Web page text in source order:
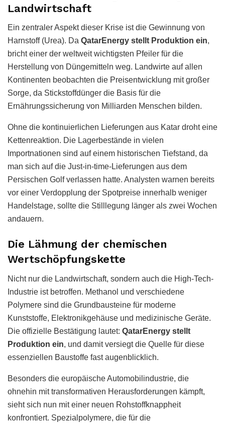
Landwirtschaft
Ein zentraler Aspekt dieser Krise ist die Gewinnung von
Harnstoff (Urea). Da QatarEnergy stellt Produktion ein,
bricht einer der weltweit wichtigsten Pfeiler für die
Herstellung von Düngemitteln weg. Landwirte auf allen
Kontinenten beobachten die Preisentwicklung mit großer
Sorge, da Stickstoffdünger die Basis für die
Ernährungssicherung von Milliarden Menschen bilden.
Ohne die kontinuierlichen Lieferungen aus Katar droht eine
Kettenreaktion. Die Lagerbestände in vielen
Importnationen sind auf einem historischen Tiefstand, da
man sich auf die Just-in-time-Lieferungen aus dem
Persischen Golf verlassen hatte. Analysten warnen bereits
vor einer Verdopplung der Spotpreise innerhalb weniger
Handelstage, sollte die Stilllegung länger als zwei Wochen
andauern.
Die Lähmung der chemischen
Wertschöpfungskette
Nicht nur die Landwirtschaft, sondern auch die High-Tech-
Industrie ist betroffen. Methanol und verschiedene
Polymere sind die Grundbausteine für moderne
Kunststoffe, Elektronikgehäuse und medizinische Geräte.
Die offizielle Bestätigung lautet: QatarEnergy stellt
Produktion ein, und damit versiegt die Quelle für diese
essenziellen Baustoffe fast augenblicklich.
Besonders die europäische Automobilindustrie, die
ohnehin mit transformativen Herausforderungen kämpft,
sieht sich nun mit einer neuen Rohstoffknappheit
konfrontiert. Spezialpolymere, die für die